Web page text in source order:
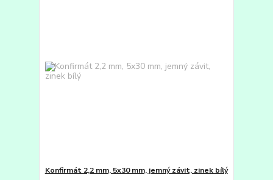
Konfirmát 2,2 mm, 5x30 mm, jemný závit, zinek bílý